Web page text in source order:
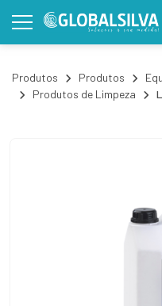
Produtos Produtos
Produtos de Limpeza